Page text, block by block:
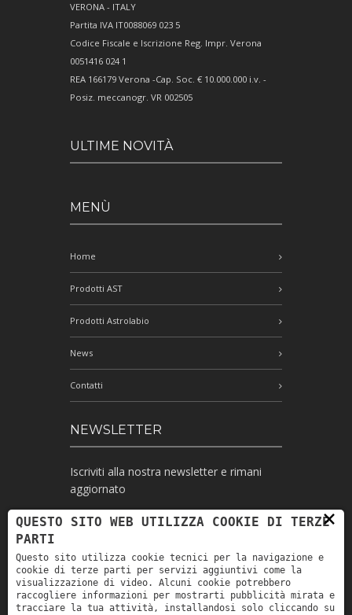
VERONA - ITALY
Partita IVA IT0088069 023 5
Codice Fiscale e Iscrizione Reg. Impr. Verona
0051416 024 1
REA 166179 Verona -Cap. Soc. € 10.000.000 i.v. -
Posiz. meccanogr. VR 002505
ULTIME NOVITÀ
MENÙ
Home
Prodotti AST
Prodotti Astrolabio
News
Contatti
NEWSLETTER
Iscriviti alla nostra newsletter e rimani
aggiornato
Ho letto l'informativa e autorizzo il
trattamento dei miei dati personali per le
finalità ivi indicate *
×
QUESTO SITO WEB UTILIZZA COOKIE DI TERZE
PARTI
Questo sito utilizza cookie tecnici per la navigazione e
cookie di terze parti per servizi aggiuntivi come la
visualizzazione di video. Alcuni cookie potrebbero
raccogliere informazioni per mostrarti pubblicità mirata e
tracciare la tua attività, installandosi solo cliccando su